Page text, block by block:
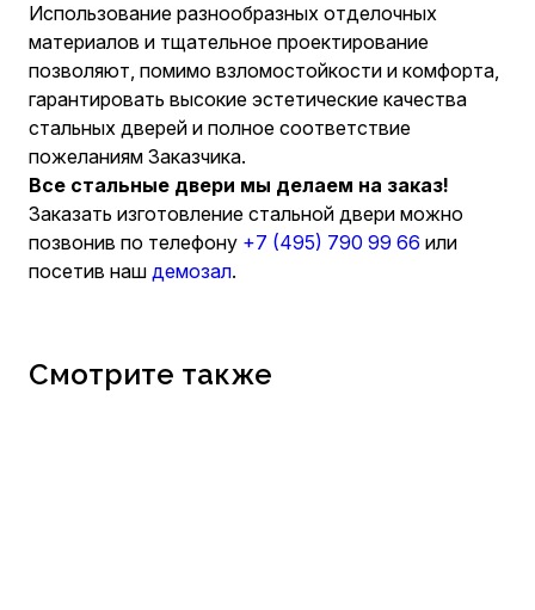
Использование разнообразных отделочных
материалов и тщательное проектирование
позволяют, помимо взломостойкости и комфорта,
гарантировать высокие эстетические качества
стальных дверей и полное соответствие
пожеланиям Заказчика.
Все стальные двери мы делаем на заказ!
Заказать изготовление стальной двери можно
позвонив по телефону +7 (495) 790 99 66 или
посетив наш демозал.
Смотрите также